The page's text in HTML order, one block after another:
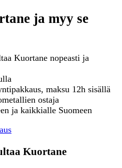
ja myy se
Kuortane nopeasti ja
maksu 12h sisällä
ostaja
ja kaikkialle Suomeen
Kuortane